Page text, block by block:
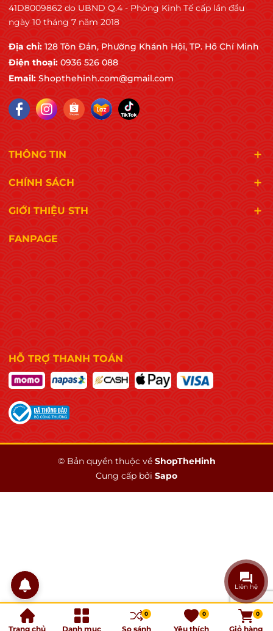
41D8009862 do UBND Q.4 - Phòng Kinh Tế cấp lần đầu
ngày 10 tháng 7 năm 2018
Địa chỉ: 128 Tôn Đản, Phường Khánh Hội, TP. Hồ Chí Minh
Điện thoại: 0936 526 088
Email: Shopthehinh.com@gmail.com
THÔNG TIN
CHÍNH SÁCH
GIỚI THIỆU STH
FANPAGE
HỖ TRỢ THANH TOÁN
© Bản quyền thuộc về ShopTheHinh
Cung cấp bởi Sapo
Trang chủ Danh mục
0
So sánh
0
Yêu thích
0
Giỏ hàng
Liên hệ